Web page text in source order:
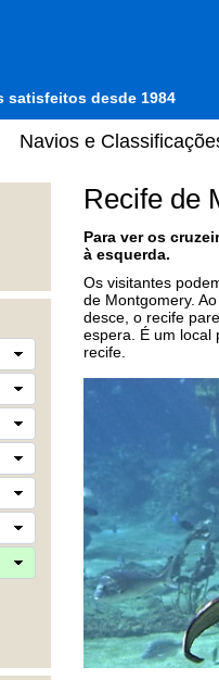
satisfeitos desde 1984
Navios e
Recife de
Para ver os
à esquerda.
Os visitantes
de Montgomery.
desce, o recife
espera. É um local
recife.